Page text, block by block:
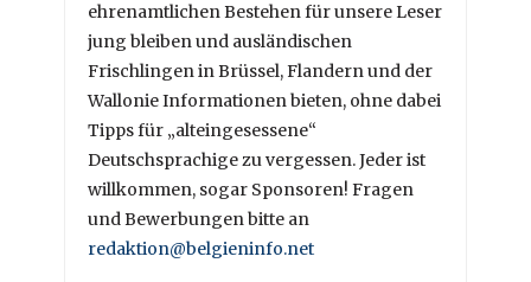
ehrenamtlichen Bestehen für unsere Leser
jung bleiben und ausländischen
Frischlingen in Brüssel, Flandern und der
Wallonie Informationen bieten, ohne dabei
Tipps für „alteingesessene“
Deutschsprachige zu vergessen. Jeder ist
willkommen, sogar Sponsoren! Fragen
und Bewerbungen bitte an
redaktion@belgieninfo.net